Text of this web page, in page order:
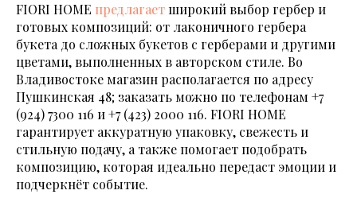
FIORI HOME предлагает широкий выбор гербер и
готовых композиций: от лаконичного гербера
букета до сложных букетов с герберами и другими
цветами, выполненных в авторском стиле. Во
Владивостоке магазин располагается по адресу
Пушкинская 48; заказать можно по телефонам+7
(924) 7300 116 и+7 (423) 2000 116. FIORI HOME
гарантирует аккуратную упаковку, свежесть и
стильную подачу, а также помогает подобрать
композицию, которая идеально передаст эмоции и
подчеркнёт событие.